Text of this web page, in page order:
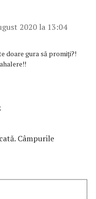
2020 la 13:04
doare gura să promiți?!
Câmpurile